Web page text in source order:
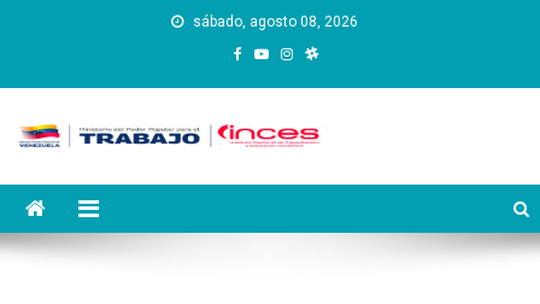
sábado, agosto 08, 2026
Instituto Nacional de
Capacitación y Educación